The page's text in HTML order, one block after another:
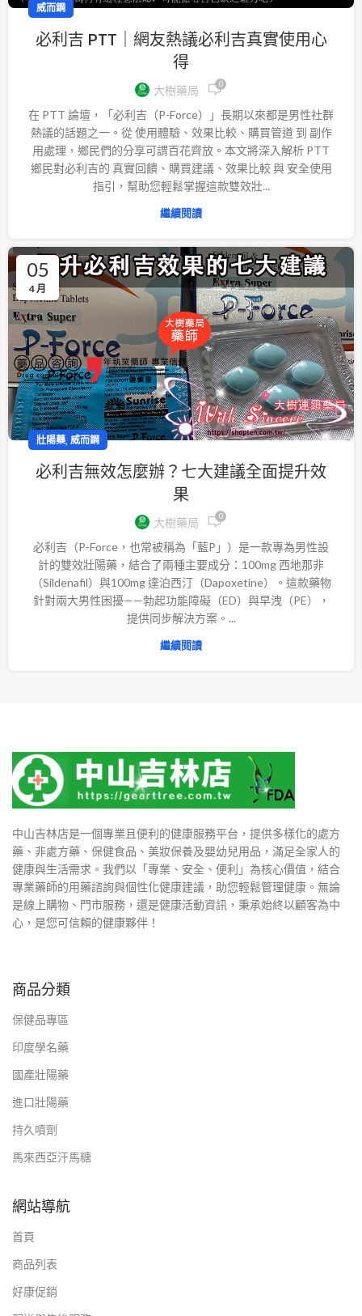
威而鋼
必利吉 PTT｜網友熱議必利吉真實使用心
得
大樹藥局 0
在 PTT 論壇，「必利吉（P-Force）」長期以來都是男性社群
熱議的話題之一。從 使用體驗、效果比較、購買管道 到 副作
用處理，鄉民們的分享可謂百花齊放。本文將深入解析 PTT
鄉民對必利吉的 真實回饋、購買建議、效果比較 與 安全使用
指引，幫助您輕鬆掌握這款雙效壯...
繼續閱讀
05
4 月
壯陽藥, 威而鋼
必利吉無效怎麼辦？七大建議全面提升效
果
大樹藥局 0
必利吉（P-Force，也常被稱為「藍P」）是一款專為男性設
計的雙效壯陽藥，結合了兩種主要成分：100mg 西地那非
（Sildenafil）與100mg 達泊西汀（Dapoxetine）。這款藥物
針對兩大男性困擾——勃起功能障礙（ED）與早洩（PE），
提供同步解決方案。...
繼續閱讀
中山吉林店是一個專業且便利的健康服務平台，提供多樣化的處方
藥、非處方藥、保健食品、美妝保養及嬰幼兒用品，滿足全家人的
健康與生活需求。我們以「專業、安全、便利」為核心價值，結合
專業藥師的用藥諮詢與個性化健康建議，助您輕鬆管理健康。無論
是線上購物、門市服務，還是健康活動資訊，秉承始終以顧客為中
心，是您可信賴的健康夥伴！
商品分類
保健品專區
印度學名藥
國產壯陽藥
進口壯陽藥
持久噴劑
馬來西亞汗馬糖
網站導航
首頁
商品列表
好康促銷